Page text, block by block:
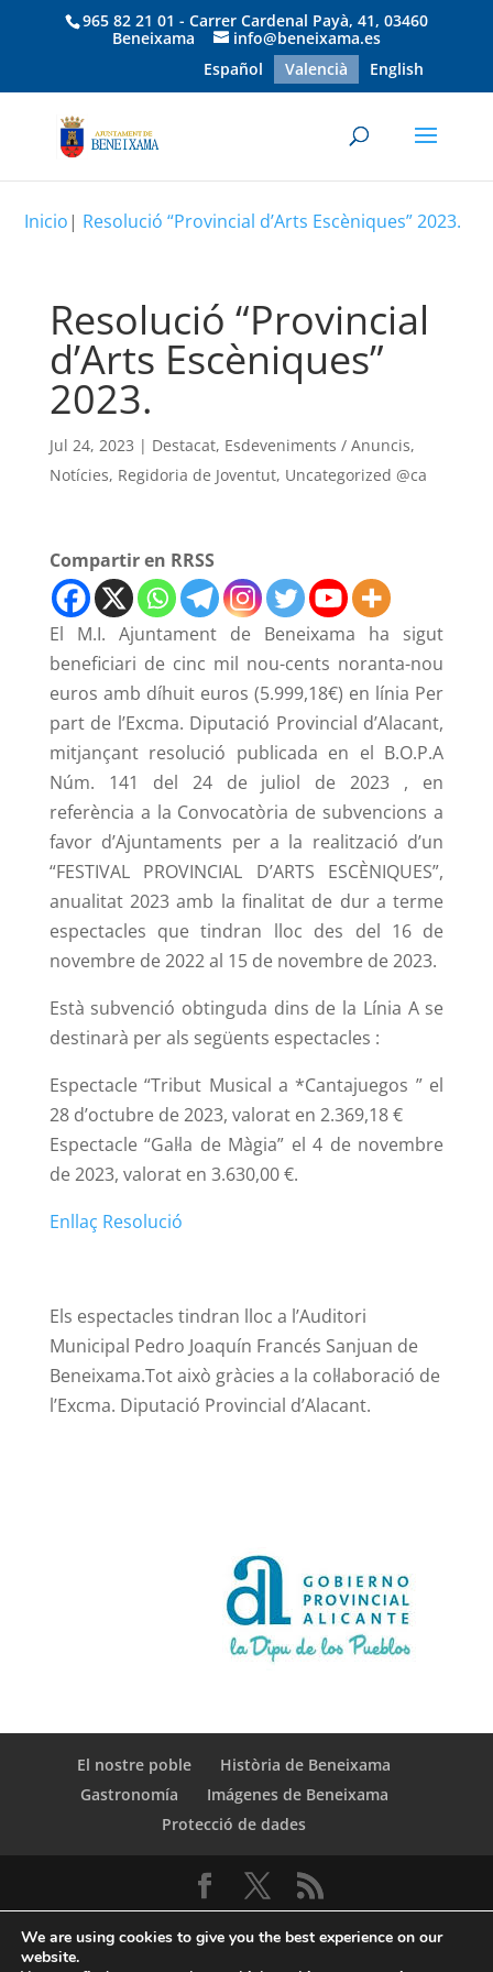
965 82 21 01 - Carrer Cardenal Payà, 41, 03460
Beneixama
info@beneixama.es
Español
Valencià English
Inicio| Resolució “Provincial d’Arts Escèniques” 2023.
Resolució “Provincial
d’Arts Escèniques”
2023.
Jul 24, 2023 | Destacat, Esdeveniments / Anuncis,
Notícies, Regidoria de Joventut, Uncategorized @ca
Compartir en RRSS
El M.I. Ajuntament de Beneixama ha sigut
beneficiari de cinc mil nou-cents noranta-nou
euros amb díhuit euros (5.999,18€) en línia Per
part de l’Excma. Diputació Provincial d’Alacant,
mitjançant resolució publicada en el B.O.P.A
Núm. 141 del 24 de juliol de 2023 , en
referència a la Convocatòria de subvencions a
favor d’Ajuntaments per a la realització d’un
“FESTIVAL PROVINCIAL D’ARTS ESCÈNIQUES”,
anualitat 2023 amb la finalitat de dur a terme
espectacles que tindran lloc des del 16 de
novembre de 2022 al 15 de novembre de 2023.
Està subvenció obtinguda dins de la Línia A se
destinarà per als següents espectacles :
Espectacle “Tribut Musical a *Cantajuegos ” el
28 d’octubre de 2023, valorat en 2.369,18 €
Espectacle “Gal·la de Màgia” el 4 de novembre
de 2023, valorat en 3.630,00 €.
Enllaç Resolució
Els espectacles tindran lloc a l’Auditori
Municipal Pedro Joaquín Francés Sanjuan de
Beneixama.Tot això gràcies a la col·laboració de
l’Excma. Diputació Provincial d’Alacant.
El nostre poble
Història de Beneixama
Gastronomía
Imágenes de Beneixama
Protecció de dades
We are using cookies to give you the best experience on our
website.